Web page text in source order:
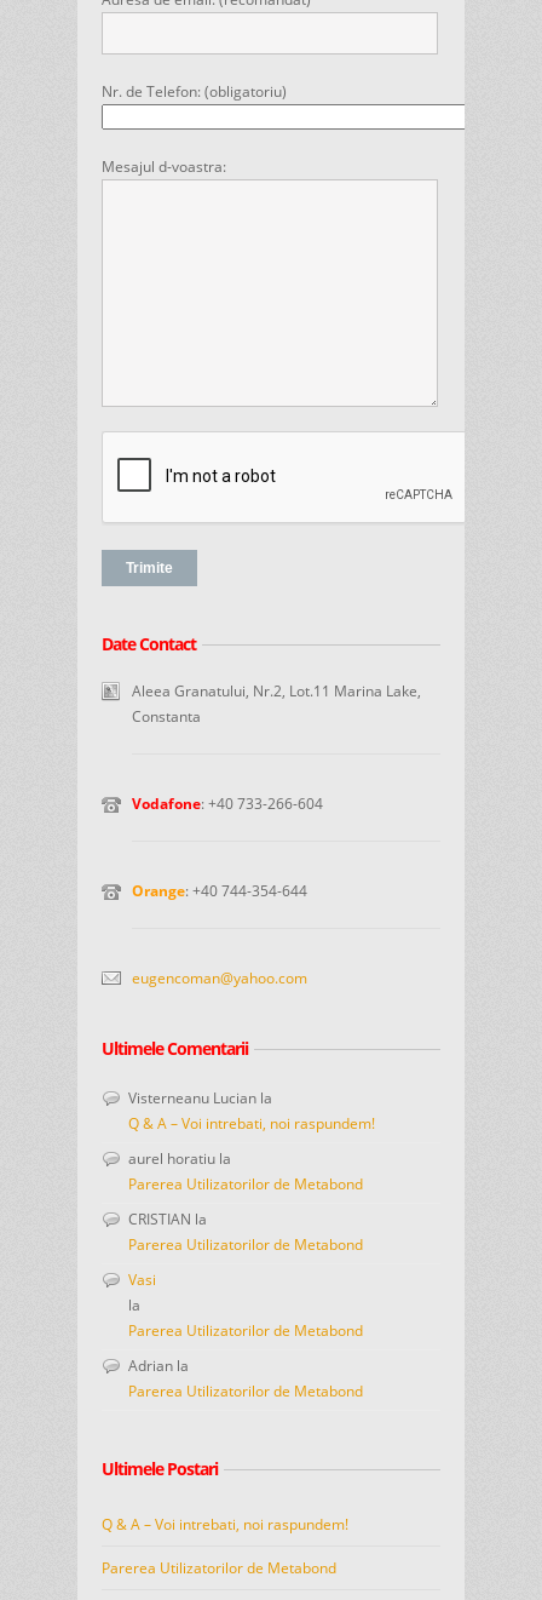
Nr. de Telefon: (obligatoriu)
Mesajul d-voastra:
Date Contact
Aleea Granatului, Nr.2, Lot.11 Marina Lake,
Constanta
Vodafone: +40 733-266-604
Orange: +40 744-354-644
eugencoman@yahoo.com
Ultimele Comentarii
Visterneanu Lucian la
Q & A – Voi intrebati, noi raspundem!
aurel horatiu la
Parerea Utilizatorilor de Metabond
CRISTIAN la
Parerea Utilizatorilor de Metabond
Vasi
la
Parerea Utilizatorilor de Metabond
Adrian la
Parerea Utilizatorilor de Metabond
Ultimele Postari
Q & A – Voi intrebati, noi raspundem!
Parerea Utilizatorilor de Metabond